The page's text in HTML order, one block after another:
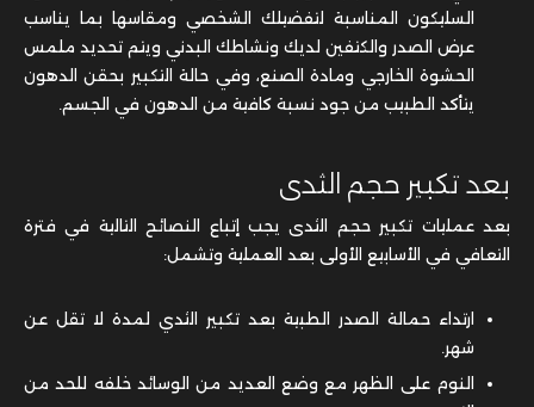
السليكون المناسبة لتفضيلك الشخصي ومقاسها بما يناسب
عرض الصدر والكتفين لديك ونشاطك البدني ويتم تحديد ملمس
الحشوة الخارجي ومادة الصنع، وفي حالة التكبير بحقن الدهون
يتأكد الطبيب من جود نسبة كافية من الدهون في الجسم.
بعد تكبير حجم الثدى
بعد عمليات تكبير حجم الثدى يجب إتباع النصائح التالية في فترة
التعافي في الأسابيع الأولى بعد العملية وتشمل:
ارتداء حمالة الصدر الطبية بعد تكبير الثدي لمدة لا تقل عن
شهر.
النوم على الظهر مع وضع العديد من الوسائد خلفه للحد من